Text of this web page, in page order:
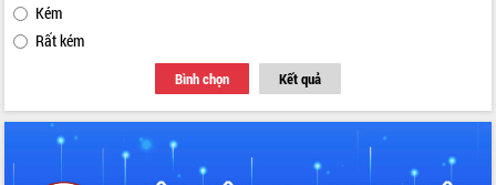
Kém
Rất kém
Bình chọn Kết quả